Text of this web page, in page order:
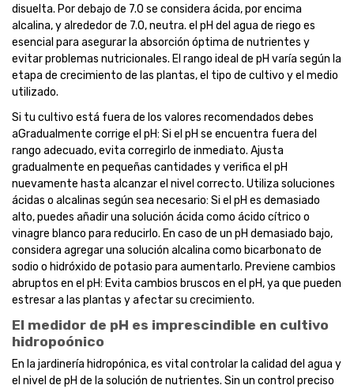
disuelta. Por debajo de 7.0 se considera ácida, por encima
alcalina, y alrededor de 7.0, neutra. el pH del agua de riego es
esencial para asegurar la absorción óptima de nutrientes y
evitar problemas nutricionales. El rango ideal de pH varía según la
etapa de crecimiento de las plantas, el tipo de cultivo y el medio
utilizado.
Si tu cultivo está fuera de los valores recomendados debes
aGradualmente corrige el pH: Si el pH se encuentra fuera del
rango adecuado, evita corregirlo de inmediato. Ajusta
gradualmente en pequeñas cantidades y verifica el pH
nuevamente hasta alcanzar el nivel correcto. Utiliza soluciones
ácidas o alcalinas según sea necesario: Si el pH es demasiado
alto, puedes añadir una solución ácida como ácido cítrico o
vinagre blanco para reducirlo. En caso de un pH demasiado bajo,
considera agregar una solución alcalina como bicarbonato de
sodio o hidróxido de potasio para aumentarlo. Previene cambios
abruptos en el pH: Evita cambios bruscos en el pH, ya que pueden
estresar a las plantas y afectar su crecimiento.
El medidor de pH es imprescindible en cultivo
hidropoónico
En la jardinería hidropónica, es vital controlar la calidad del agua y
el nivel de pH de la solución de nutrientes. Sin un control preciso